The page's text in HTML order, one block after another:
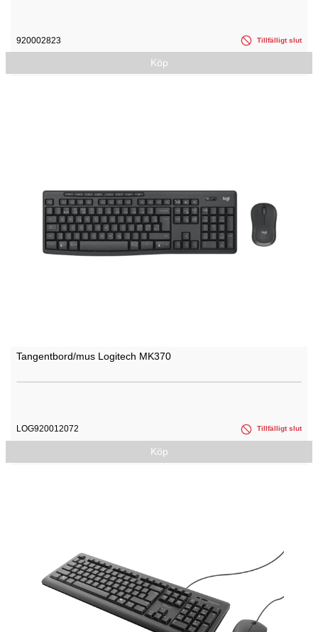
920002823 Tillfälligt slut
Köp
Tangentbord/mus Logitech MK370
LOG920012072 Tillfälligt slut
Köp